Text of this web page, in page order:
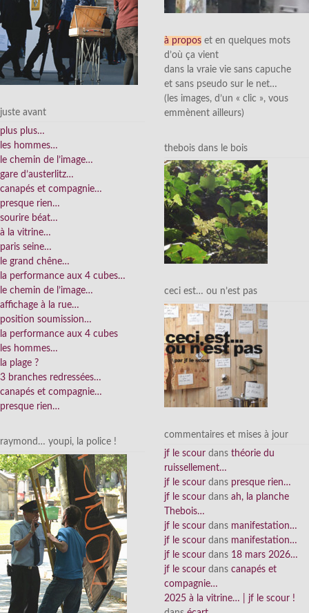
juste avant
plus plus…
les hommes…
le chemin de l’image…
gare d’austerlitz…
canapés et compagnie…
presque rien…
sourire béat…
à la vitrine…
paris seine…
le grand chêne…
la performance aux 4 cubes…
le chemin de l’image…
affichage à la rue…
position soumission…
la performance aux 4 cubes
les hommes…
la plage ?
3 branches redressées…
canapés et compagnie…
presque rien…
raymond… youpi, la police !
à propos et en quelques mots
d’où ça vient
dans la vraie vie sans capuche
et sans pseudo sur le net…
(les images, d’un « clic », vous
emmènent ailleurs)
thebois dans le bois
ceci est… ou n’est pas
commentaires et mises à jour
jf le scour dans théorie du
ruissellement…
jf le scour dans presque rien…
jf le scour dans ah, la planche
Thebois…
jf le scour dans manifestation…
jf le scour dans manifestation…
jf le scour dans 18 mars 2026…
jf le scour dans canapés et
compagnie…
2025 à la vitrine… | jf le scour !